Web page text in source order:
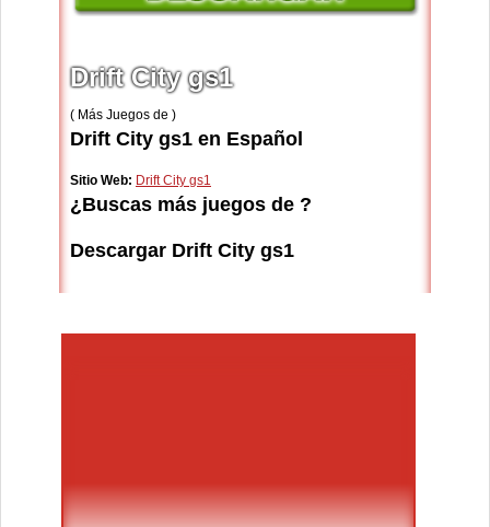
Drift City gs1
( Más Juegos de )
Drift City gs1 en Español
Sitio Web: Drift City gs1
¿Buscas más juegos de ?
Descargar Drift City gs1